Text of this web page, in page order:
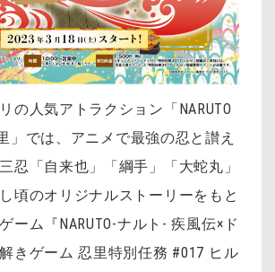
の人気アトラクション「NARUTO
」では、アニメで最強の忍と讃え
忍「自来也」「綱手」「大蛇丸」
頃のオリジナルストーリーをもと
ーム『NARUTO-ナルト- 疾風伝×ド
きゲーム 忍里特別任務 #017 ヒル